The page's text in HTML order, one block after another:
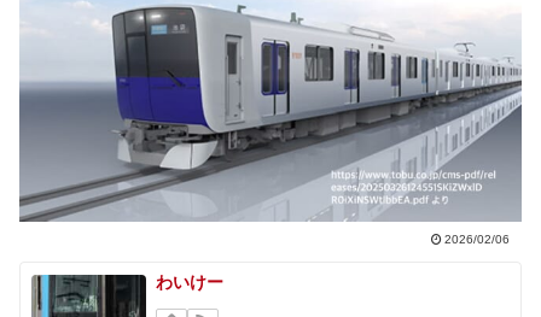
2026/02/06
わいけー